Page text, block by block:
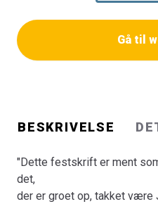
sat sine markante og
Sociologiens rum
sociologiens rolle i
Bogen indeholder bidrag af:
Andersen, Rasmus Antoft,
Dorte Christensen, Stine
Gå til
BESKRIVELSE
"Dette festskrift er ment
det,
der er groet op, takket